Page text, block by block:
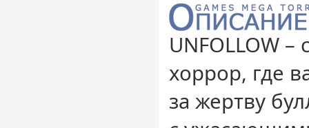
UNFOLLOW
хоррор, где
за жертву